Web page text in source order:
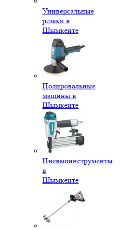
Универсальные
резаки в
Шымкенте
Полировальные
машины в
Шымкенте
Пневмоинструменты
в
Шымкенте